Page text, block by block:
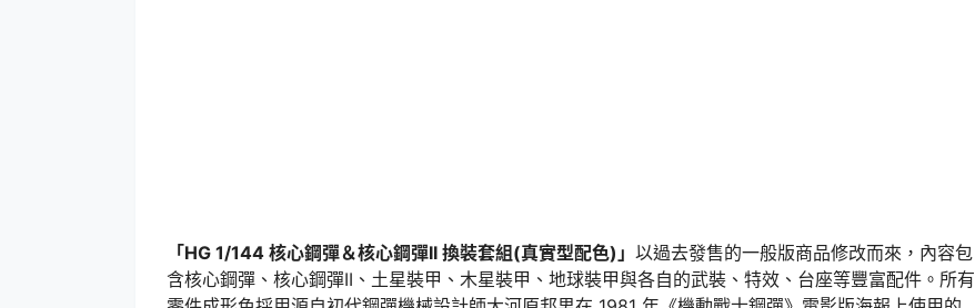
「HG 1/144 核心鋼彈＆核心鋼彈II 換裝套組(真實型配色)」 以過去發售的一般版商品修改而來，內容包
含核心鋼彈、核心鋼彈II、土星裝甲、木星裝甲、地球裝甲與各自的武裝、特效、台座等豐富配件。所有